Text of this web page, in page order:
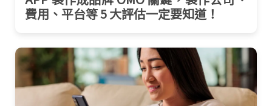
費用、平台等 5 大評估一定要知道！